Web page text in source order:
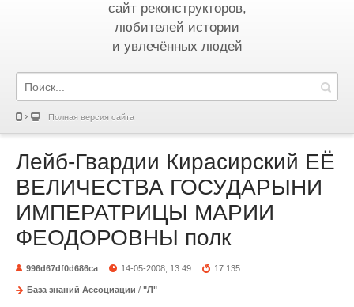
сайт реконструкторов,
любителей истории
и увлечённых людей
Полная версия сайта
Лейб-Гвардии Кирасирский ЕЁ
ВЕЛИЧЕСТВА ГОСУДАРЫНИ
ИМПЕРАТРИЦЫ МАРИИ
ФЕОДОРОВНЫ полк
996d67df0d686ca 14-05-2008, 13:49 17 135
База знаний Ассоциации / "Л"